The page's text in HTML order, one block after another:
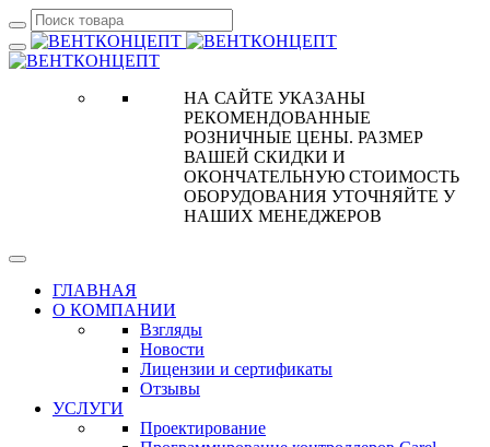
НА САЙТЕ УКАЗАНЫ
РЕКОМЕНДОВАННЫЕ
РОЗНИЧНЫЕ ЦЕНЫ. РАЗМЕР
ВАШЕЙ СКИДКИ И
ОКОНЧАТЕЛЬНУЮ СТОИМОСТЬ
ОБОРУДОВАНИЯ УТОЧНЯЙТЕ У
НАШИХ МЕНЕДЖЕРОВ
ГЛАВНАЯ
О КОМПАНИИ
Взгляды
Новости
Лицензии и сертификаты
Отзывы
УСЛУГИ
Проектирование